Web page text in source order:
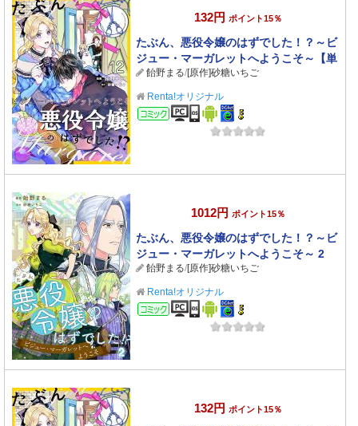
132円 ポイント15％
たぶん、悪役令嬢のはずでした！？～ビ
ジュー・マーガレットへようこそ～【単
話】 12
飴野まる/[原作]砂糖いちご
Renta!オリジナル
コミック
1012円 ポイント15％
たぶん、悪役令嬢のはずでした！？～ビ
ジュー・マーガレットへようこそ～ 2
飴野まる/[原作]砂糖いちご
Renta!オリジナル
コミック
132円 ポイント15％